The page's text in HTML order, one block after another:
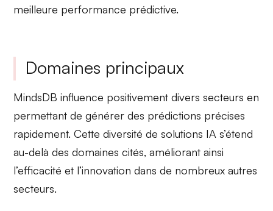
meilleure performance prédictive.
Domaines principaux
MindsDB influence positivement divers secteurs en
permettant degénérer des prédictions précises
rapidement. Cette diversité desolutions IA s’étend
au-delà des domaines cités, améliorant ainsi
l’efficacité et l’innovation dans de nombreux autres
secteurs.